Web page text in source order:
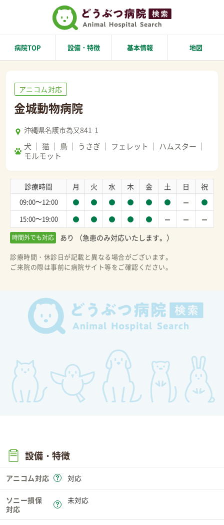
病院TOP 設備・特徴 基本情報 地図
アニコム対応
金城動物病院
沖縄県名護市為又841-1
犬 猫 鳥 うさぎ フェレット
ハムスター
モルモット
診療時間 月 火 水 木 金 土 日 祝
09:00〜12:00
15:00〜19:00
時間外でも対応 あり （急患のみ対応いたします。）
診療時間・休診日が記載と異なる場合がございます。
ご来院の際は事前に病院サイト等をご確認ください。
設備・特徴
アニコム対応 対応
ソニー損保
対応
未対応